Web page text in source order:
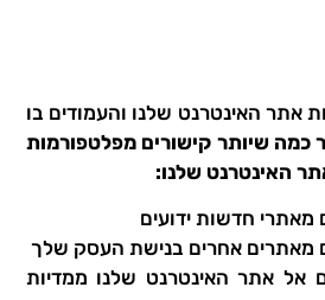
אתר האינטרנט שלנו והעמודים בו
כמה שיותר קישורים מפלטפורמות
האינטרנט שלנו:
מאתרי חדשות ידועים
מאתרים אחרים בנישת העסק שלך
אל אתר האינטרנט שלנו ממדיות